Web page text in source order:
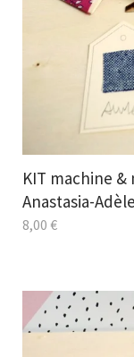
KIT machine
Anastasia-
8,00 €